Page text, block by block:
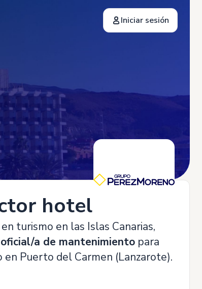
Iniciar sesión
hotelero
turismo en las Islas Canarias,
oficial/a de mantenimiento para
Puerto del Carmen (Lanzarote).